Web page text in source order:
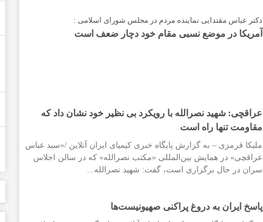
دکتر عباس مقتدایی نماینده مردم در مجلس شورای اسلامی :
آمریکا در موضع نسبی مقام خود دچار ضعف است
عراقچی: شهید نصرالله با رویکرد بی نظیر خود نشان داد که
مقاومت تنها راه است
ملیکا قرمزی – به گزارش پایگاه خبری کیمیای ایران آنلاین /«سید عباس
عراقچی» در همایش بین‌المللی «مکتب نصرالله» که در سالن اجلاس
سران در حال برگزاری است، گفت: شهید نصرالله...
پاسخ ایران به دروغ پراکنی صهیونیست‌ها